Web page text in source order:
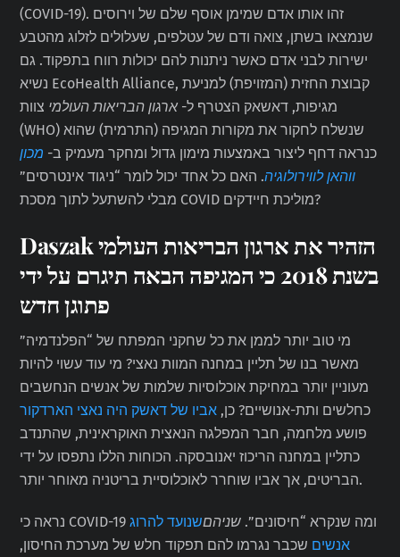
(COVID-19). זהו אותו אדם שמימן אוסף שלם של וירוסים
שנמצאו בשתן, צואה ודם של עטלפים, שעלולים לזלוג מהטבע
ישירות לבני אדם כאשר ניתנות להם יכולות רווח בתפקוד. גם
נשיא EcoHealth Alliance, קבוצת החזית (המזויפת) למניעת
מגיפות, דאשאק הצטרף ל-ארגון הבריאות העולמי צוות
(WHO) שנשלח לחקור את מקורות המגיפה (התרמית) שהוא
כנראה דחף ליצור באמצעות מימון גדול ומחקר מעמיק ב- מכון
ווהאן לווירולוגיה. האם כל אחד יכול לומר “ניגוד אינטרסים”
מבלי להשתעל לתוך מסכת COVID מוליכת חיידקים?
Daszak הזהיר את ארגון הבריאות העולמי
בשנת 2018 כי המגיפה הבאה תיגרם על ידי
פתוגן חדש
מי טוב יותר לממן את כל שחקני המפתח של “הפלנדמיה”
מאשר בנו של תליין במחנה המוות נאצי? מי עוד עשוי להיות
מעוניין יותר במחיקת אוכלוסיות שלמות של אנשים הנחשבים
כחלשים ותת-אנושיים? כן, אביו של דאשק היה נאצי הארדקור
פושע מלחמה, חבר המפלגה הנאצית האוקראינית, שהתנדב
כתליין במחנה הריכוז יאנובסקה. הכוחות הללו נתפסו על ידי
הבריטים, אך אביו שוחרר לאוכלוסיית בריטניה מאוחר יותר.
נראה כי COVID-19 ומה שנקרא “חיסונים”. שניהםשנועד להרוג
אנשים שכבר נגרמו להם תפקוד חלש של מערכת החיסון,